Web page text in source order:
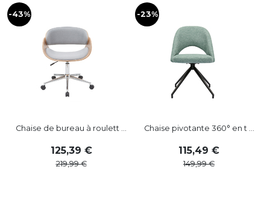
-43%
Chaise de bureau à roulett ...
125,39
219,99
-23%
Chaise pivotante 360° en t ...
115,49
149,99